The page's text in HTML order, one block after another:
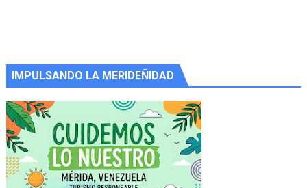
IMPULSANDO LA MERIDEÑIDAD